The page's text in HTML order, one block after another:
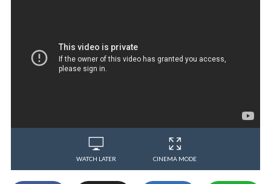
WATCH LATER CINEMA MODE